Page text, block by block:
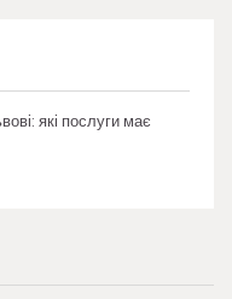
які послуги має